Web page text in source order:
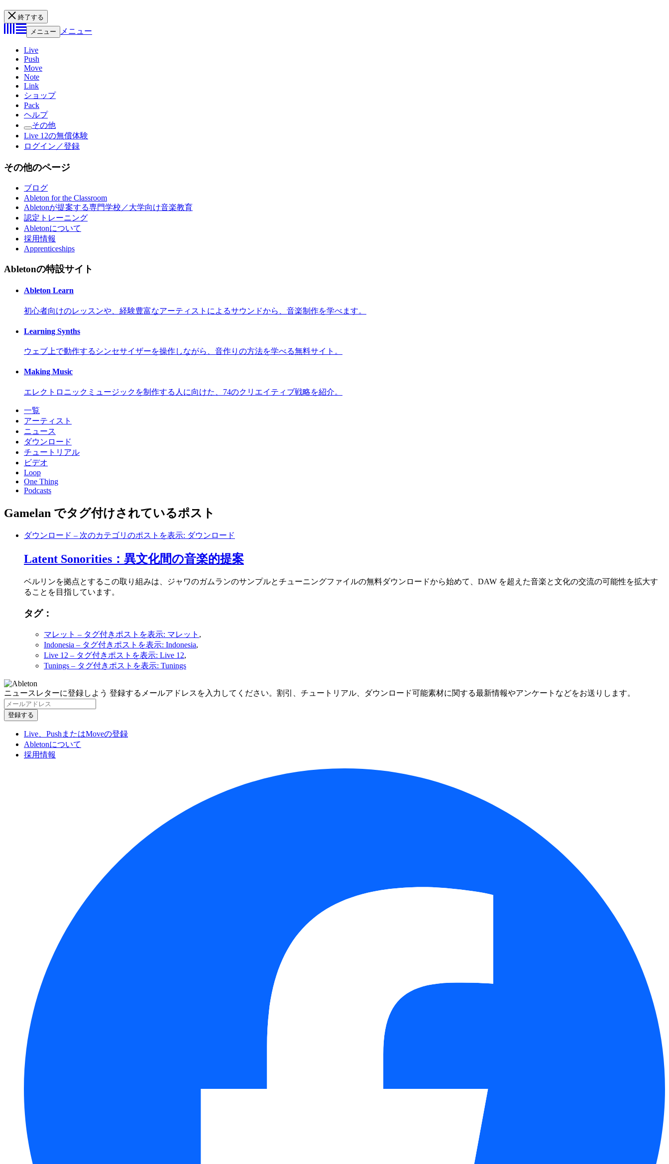
終了する
メニュー
メニュー
Live
Push
Move
Note
Link
ショップ
Pack
ヘルプ
その他
Live 12の無償体験
ログイン／登録
その他のページ
ブログ
Ableton for the Classroom
Abletonが提案する専門学校／大学向け音楽教育
認定トレーニング
Abletonについて
採用情報
Apprenticeships
Abletonの特設サイト
Ableton Learn
初心者向けのレッスンや、経験豊富なアーティストによるサウンドから、音楽制作を学べます。
Learning Synths
ウェブ上で動作するシンセサイザーを操作しながら、音作りの方法を学べる無料サイト。
Making Music
エレクトロニックミュージックを制作する人に向けた、74のクリエイティブ戦略を紹介。
一覧
アーティスト
ニュース
ダウンロード
チュートリアル
ビデオ
Loop
One Thing
Podcasts
Gamelan でタグ付けされているポスト
ダウンロード – 次のカテゴリのポストを表示: ダウンロード
Latent Sonorities：異文化間の音楽的提案
ベルリンを拠点とするこの取り組みは、ジャワのガムランのサンプルとチューニングファイルの無料ダウンロードから始めて、DAW を超えた音楽と文化の交流の可能性を拡大す
ることを目指しています。
タグ：
マレット – タグ付きポストを表示: マレット ,
Indonesia – タグ付きポストを表示: Indonesia,
Live 12 – タグ付きポストを表示: Live 12,
Tunings – タグ付きポストを表示: Tunings
ニュースレターに登録しよう 登録するメールアドレスを入力してください。割引、チュートリアル、ダウンロード可能素材に関する最新情報やアンケートなどをお送りします。
Live、PushまたはMoveの登録
Abletonについて
採用情報